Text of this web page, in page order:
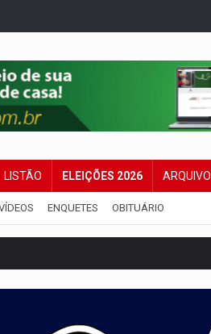
LISTÃO ELEIÇÕES 2026 ARQUIVO
ENQUETES OBITUÁRIO
por estupro